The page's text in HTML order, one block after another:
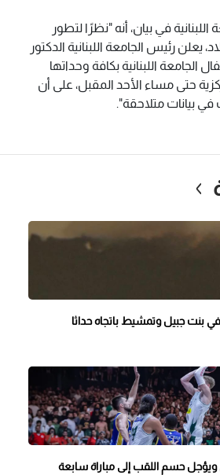
في بيان، أنه "نظرًا لتطور
يعلن رئيس الجامعة اللبنانية الدكتور
الجامعة اللبنانية بكافة وحداتها
حتى مساء الأحد المقبل، على أن
بيانات متلاحقة".
بنت جبيل وتمشيط باتجاه حداثا
ويؤجل حسم اللقب إلى مباراة سابعة